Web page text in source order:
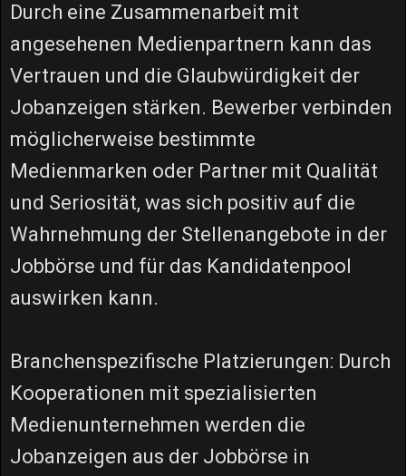
Durch eine Zusammenarbeit mit
angesehenen Medienpartnern kann das
Vertrauen und die Glaubwürdigkeit der
Jobanzeigen stärken. Bewerber verbinden
möglicherweise bestimmte
Medienmarken oder Partner mit Qualität
und Seriosität, was sich positiv auf die
Wahrnehmung der Stellenangebote in der
Jobbörse und für das Kandidatenpool
auswirken kann.
Branchenspezifische Platzierungen: Durch
Kooperationen mit spezialisierten
Medienunternehmen werden die
Jobanzeigen aus der Jobbörse in